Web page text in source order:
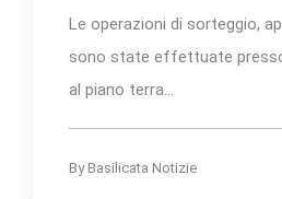
Le operazioni di sorteggio,
sono state effettuate
al piano terra...
By Basilicata Notizie